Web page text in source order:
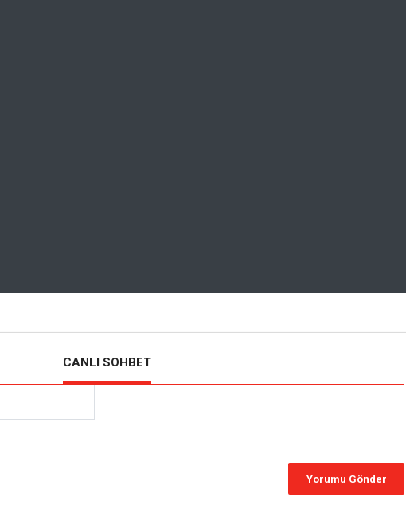
CANLI SOHBET